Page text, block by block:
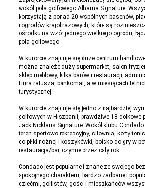
wokół pola golfowego Alhama Signature.
korzystają z ponad 20 wspólnych basenów,
i ogrodów krajobrazowych, które są
ośrodku na wzór jednego wielkiego ogrodu,
pola golfowego.
W kurorcie znajduje się duże centrum
można znaleźć duży supermarket, salon
sklep meblowy, kilka barów i restauracji,
biura ratusza, bankomat, a w miesiącach
turystycznej.
W kurorcie znajduje się jedno z najbardziej
golfowych w Hiszpanii, prawdziwe 18-dołkowe
Jack Nicklaus Signature. Wokół klubu
teren sportowo-rekreacyjny, siłownia, korty
do piłki nożnej i koszykówki, boisko do gry w
restauracja/bar, czynne przez cały rok.
Condado jest popularne i znane ze swojego
spokojnego charakteru, bardzo zadbane i
dziećmi, golfistów, gości i mieszkańców